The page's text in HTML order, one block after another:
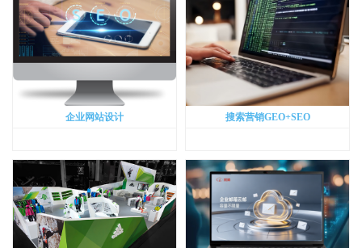
企业网站设计 搜索营销GEO+SEO